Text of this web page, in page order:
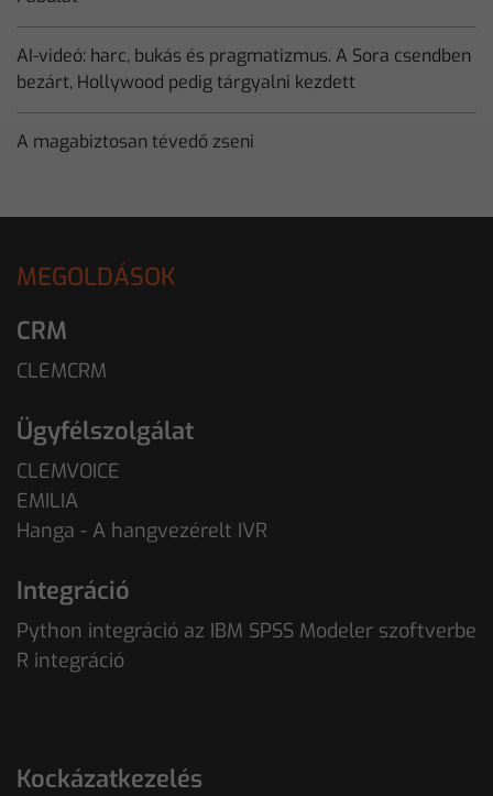
AI-videó: harc, bukás és pragmatizmus. A Sora csendben
bezárt, Hollywood pedig tárgyalni kezdett
A magabiztosan tévedő zseni
MEGOLDÁSOK
CRM
CLEMCRM
Ügyfélszolgálat
CLEMVOICE
EMILIA
Hanga - A hangvezérelt IVR
Integráció
Python integráció az IBM SPSS Modeler szoftverbe
R integráció
Kockázatkezelés